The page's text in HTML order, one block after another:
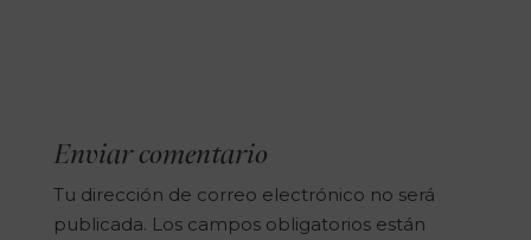
Enviar comentario
Tu dirección de correo electrónico no será
publicada. Los campos obligatorios están